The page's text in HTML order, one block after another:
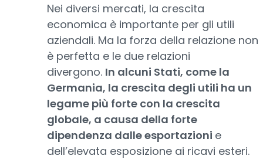
Nei diversi mercati, la crescita
economica è importante per gli utili
aziendali. Ma la forza della relazione non
è perfetta e le due relazioni
divergono. In alcuni Stati, come la
Germania, la crescita degli utili ha un
legame più forte con la crescita
globale, a causa della forte
dipendenza dalle esportazioni e
dell’elevata esposizione ai ricavi esteri.